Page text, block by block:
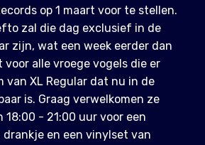
op 1 maart voor te stellen.
zal die dag exclusief in de
zijn, wat een week eerder dan
alle vroege vogels die er
van XL Regular dat nu in de
is. Graag verwelkomen ze
18:00 - 21:00 uur voor een
drankje en een vinylset van